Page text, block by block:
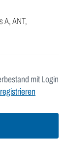
A, ANT,
mit Login